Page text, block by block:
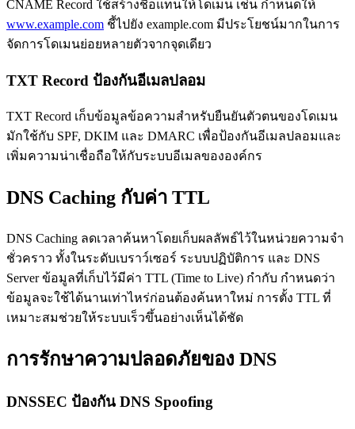
CNAME Record ใช้สร้างชื่อแทนให้โดเมน เช่น กำหนดให้
www.example.com ชี้ไปยัง example.com มีประโยชน์มากในการ
จัดการโดเมนย่อยหลายตัวจากจุดเดียว
TXT Record ป้องกันอีเมลปลอม
TXT Record เก็บข้อมูลข้อความสำหรับยืนยันตัวตนของโดเมน
มักใช้กับ SPF, DKIM และ DMARC เพื่อป้องกันอีเมลปลอมและ
เพิ่มความน่าเชื่อถือให้กับระบบอีเมลขององค์กร
DNS Caching กับค่า TTL
DNS Caching ลดเวลาค้นหาโดยเก็บผลลัพธ์ไว้ในหน่วยความจำ
ชั่วคราว ทั้งในระดับเบราว์เซอร์ ระบบปฏิบัติการ และ DNS
Server ข้อมูลที่เก็บไว้มีค่า TTL (Time to Live) กำกับ กำหนดว่า
ข้อมูลจะใช้ได้นานเท่าไหร่ก่อนต้องค้นหาใหม่ การตั้ง TTL ที่
เหมาะสมช่วยให้ระบบเร็วขึ้นอย่างเห็นได้ชัด
การรักษาความปลอดภัยของ DNS
DNSSEC ป้องกัน DNS Spoofing